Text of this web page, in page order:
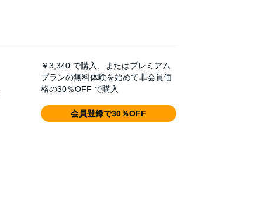
￥3,340 で購入、またはプレミアム
プランの無料体験を始めて非会員価
格の30％OFF で購入
会員登録で30％OFF